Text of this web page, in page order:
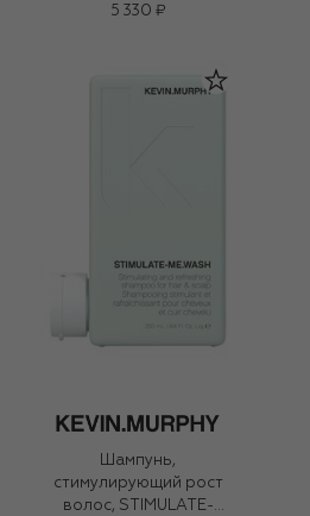
(250ml)
5 330 ₽
Шампунь,
стимулирующий рост
волос, STIMULATE-